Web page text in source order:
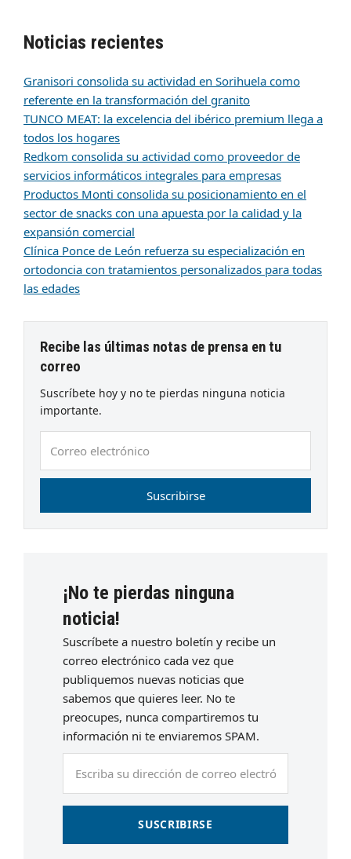
Noticias recientes
Granisori consolida su actividad en Sorihuela como
referente en la transformación del granito
TUNCO MEAT: la excelencia del ibérico premium llega a
todos los hogares
Redkom consolida su actividad como proveedor de
servicios informáticos integrales para empresas
Productos Monti consolida su posicionamiento en el
sector de snacks con una apuesta por la calidad y la
expansión comercial
Clínica Ponce de León refuerza su especialización en
ortodoncia con tratamientos personalizados para todas
las edades
Recibe las últimas notas de prensa en tu
correo
Suscríbete hoy y no te pierdas ninguna noticia
importante.
electrónico
Suscribirse
¡No te pierdas ninguna
noticia!
Suscríbete a nuestro boletín y recibe un
correo electrónico cada vez que
publiquemos nuevas noticias que
sabemos que quieres leer. No te
preocupes, nunca compartiremos tu
información ni te enviaremos SPAM.
SUSCRIBIRSE